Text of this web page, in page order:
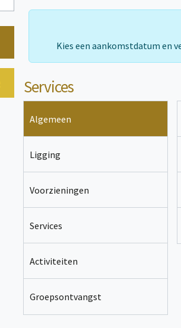
Kies een aankomstdatum en
Services
Algemeen
Ligging
Voorzieningen
Services
Activiteiten
Groepsontvangst